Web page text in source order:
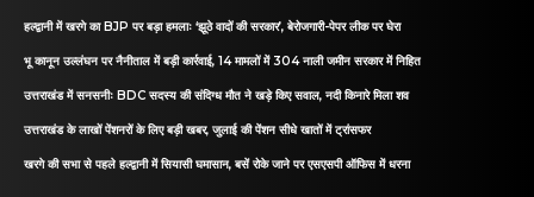
हल्द्वानी में खरगे का BJP पर बड़ा हमलाः ‘झूठे वादों की सरकार’, बेरोजगारी-पेपर लीक पर घेरा
भू कानून उल्लंघन पर नैनीताल में बड़ी कार्रवाई, 14 मामलों में 304 नाली जमीन सरकार में निहित
उत्तराखंड में सनसनीः BDC सदस्य की संदिग्ध मौत ने खड़े किए सवाल, नदी किनारे मिला शव
उत्तराखंड के लाखों पेंशनरों के लिए बड़ी खबर, जुलाई की पेंशन सीधे खातों में ट्रांसफर
खरगे की सभा से पहले हल्द्वानी में सियासी घमासान, बसें रोके जाने पर एसएसपी ऑफिस में धरना